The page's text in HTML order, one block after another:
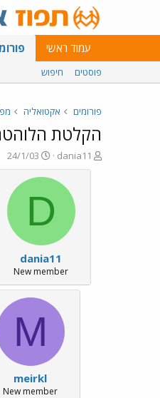
עמוד ראשי
פוסטים חיפוש
פורומים אקטואליה
הקלטת
פ
ו
dania11
פ
ו
ר
ב
א
ר
י
ך
24/1/03
D
dania11
New member
M
meirkl
New member